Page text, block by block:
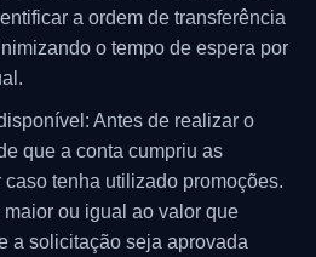
a ordem de transferência
o tempo de espera por
Antes de realizar o
que a conta cumpriu as
tenha utilizado promoções.
ou igual ao valor que
a solicitação seja aprovada